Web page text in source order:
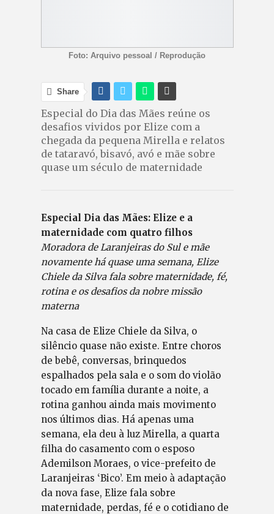
Foto: Arquivo pessoal / Reprodução
Share
Especial do Dia das Mães reúne os
desafios vividos por Elize com a
chegada da pequena Mirella e relatos
de tataravó, bisavó, avó e mãe sobre
quase um século de maternidade
Especial Dia das Mães: Elize e a
maternidade com quatro filhos
Moradora de Laranjeiras do Sul e mãe
novamente há quase uma semana, Elize
Chiele da Silva fala sobre maternidade, fé,
rotina e os desafios da nobre missão
materna
Na casa de Elize Chiele da Silva, o
silêncio quase não existe. Entre choros
de bebê, conversas, brinquedos
espalhados pela sala e o som do violão
tocado em família durante a noite, a
rotina ganhou ainda mais movimento
nos últimos dias. Há apenas uma
semana, ela deu à luz Mirella, a quarta
filha do casamento com o esposo
Ademilson Moraes, o vice-prefeito de
Laranjeiras ‘Bico’. Em meio à adaptação
da nova fase, Elize fala sobre
maternidade, perdas, fé e o cotidiano de